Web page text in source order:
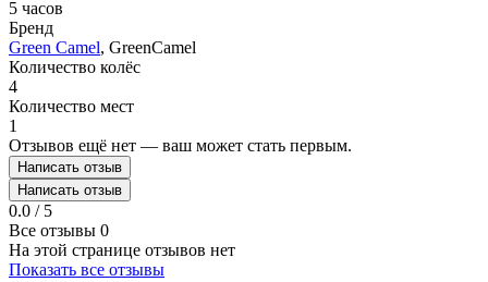
5 часов
Бренд
Green Camel, GreenCamel
Количество колёс
4
Количество мест
1
Отзывов ещё нет — ваш может стать первым.
Написать отзыв
Написать отзыв
0.0 / 5
Все отзывы 0
На этой странице отзывов нет
Показать все отзывы